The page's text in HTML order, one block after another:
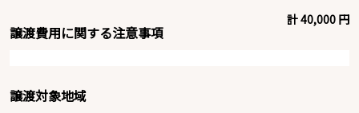
計 40,000 円
譲渡費用に関する注意事項
譲渡対象地域